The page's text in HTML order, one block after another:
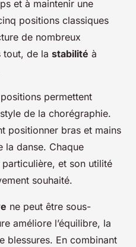
et à maintenir une
positions classiques
de nombreux
tout, de la stabilité à
permettent
de la chorégraphie.
positionner bras et mains
la danse. Chaque
et son utilité
souhaité.
ne peut être sous-
améliore l’équilibre, la
blessures. En combinant